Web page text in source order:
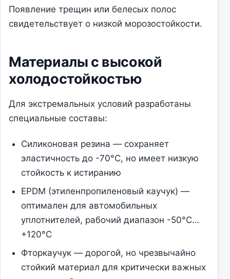
Появление трещин или белесых полос
свидетельствует о низкой морозостойкости.
Материалы с высокой
холодостойкостью
Для экстремальных условий разработаны
специальные составы:
Силиконовая резина — сохраняет
эластичность до -70°C, но имеет низкую
стойкость к истиранию
EPDM (этиленпропиленовый каучук) —
оптимален для автомобильных
уплотнителей, рабочий диапазон -50°C…
+120°C
Фторкаучук — дорогой, но чрезвычайно
стойкий материал для критически важных